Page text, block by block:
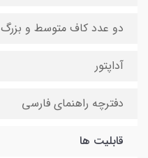
دو عدد کاف متوسط و بزرگ
آداپتور
دفترچه راهنمای فارسی
قابلیت ها